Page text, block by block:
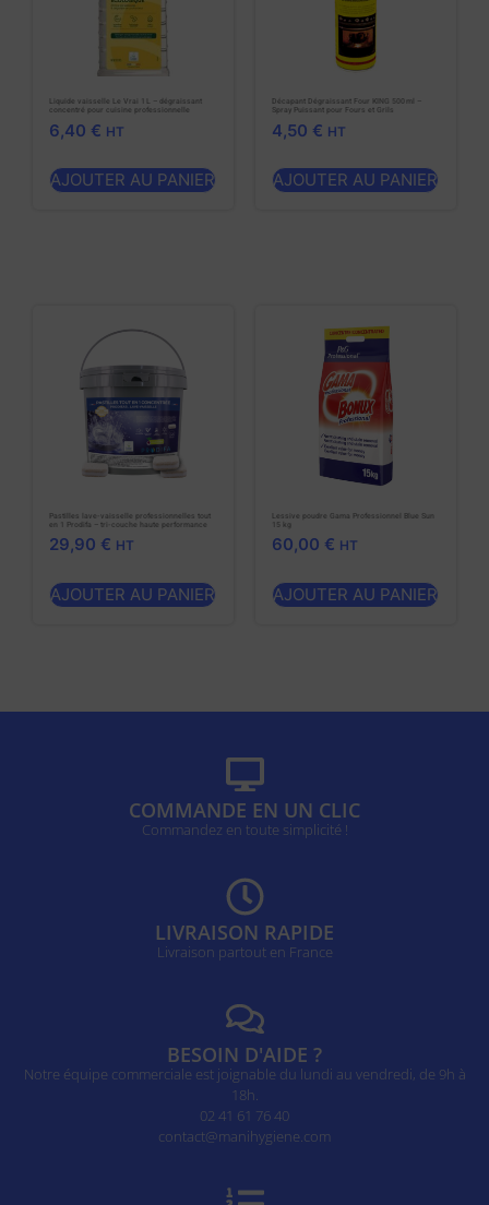
Liquide vaisselle Le Vrai 1 L – dégraissant
concentré pour cuisine professionnelle
6,40 € HT
AJOUTER AU PANIER
Décapant Dégraissant Four KING 500 ml –
Spray Puissant pour Fours et Grils
4,50 € HT
AJOUTER AU PANIER
Pastilles lave-vaisselle professionnelles tout
en 1 Prodifa – tri-couche haute performance
29,90 € HT
AJOUTER AU PANIER
Lessive poudre Gama Professionnel Blue Sun
15 kg
60,00 € HT
AJOUTER AU PANIER
COMMANDE EN UN CLIC
Commandez en toute simplicité !
LIVRAISON RAPIDE
Livraison partout en France
BESOIN D'AIDE ?
Notre équipe commerciale est joignable du lundi au vendredi, de 9h à
18h.
02 41 61 76 40
contact@manihygiene.com